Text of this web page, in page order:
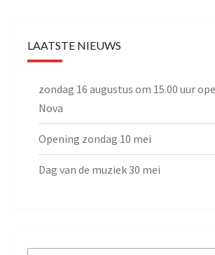
LAATSTE NIEUWS
zondag 16 augustus om 15.00 uur
Nova
Opening zondag 10 mei
Dag van de muziek 30 mei